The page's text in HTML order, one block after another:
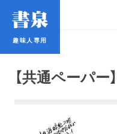
趣味人専用
【共通ペーパ
趣味人専用